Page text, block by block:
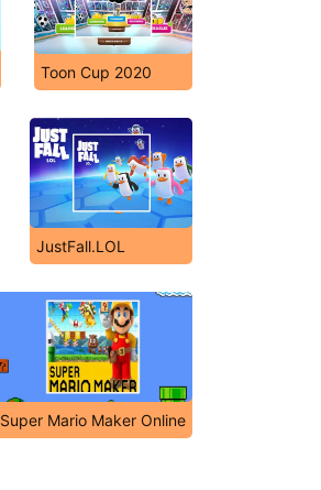
Toon Cup 2020
JustFall.LOL
Super Mario Maker Online